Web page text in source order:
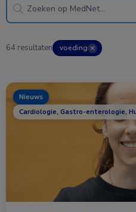
64 resultaten voeding ✕
Nieuws
Cardiologie, Gastro-enterologie,